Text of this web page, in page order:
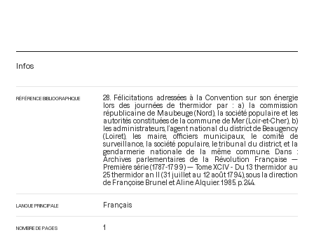
Infos
RÉFÉRENCE BIBLIOGRAPHIQUE
28. Félicitations adressées à la Convention sur son énergie
lors des journées de thermidor par : a) la commission
républicaine de Maubeuge (Nord), la société populaire et les
autorités constituées de la commune de Mer (Loir-et-Cher), b)
les administrateurs, l’agent national du district de Beaugency
(Loiret), les maire, officiers municipaux, le comité de
surveillance, la société populaire, le tribunal du district, et la
gendarmerie nationale de la même commune. Dans :
Archives parlementaires de la Révolution Française —
Première série (1787-1799) — Tome XCIV - Du 13 thermidor au
25 thermidor an II (31 juillet au 12 août 1794), sous la direction
de Françoise Brunel et Aline Alquier. 1985. p. 244.
LANGUE PRINCIPALE Français
NOMBRE DE PAGES 1